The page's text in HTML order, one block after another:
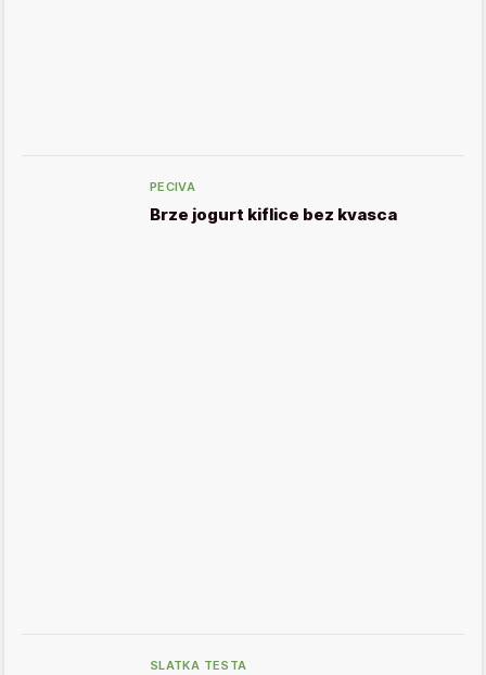
PECIVA
Brze jogurt kiflice bez kvasca
SLATKA TESTA